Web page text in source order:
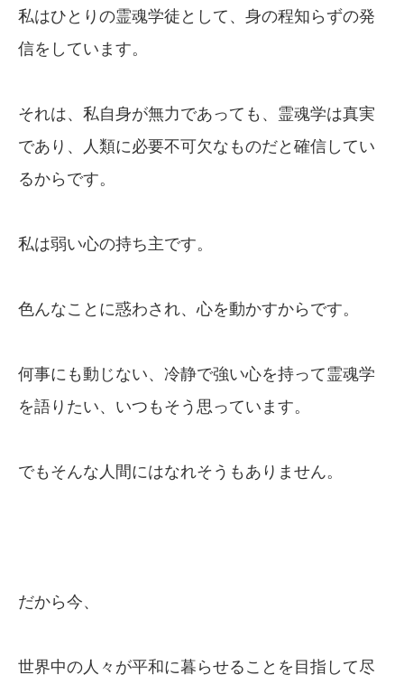
私はひとりの霊魂学徒として、身の程知らずの発
信をしています。
それは、私自身が無力であっても、霊魂学は真実
であり、人類に必要不可欠なものだと確信してい
るからです。
私は弱い心の持ち主です。
色んなことに惑わされ、心を動かすからです。
何事にも動じない、冷静で強い心を持って霊魂学
を語りたい、いつもそう思っています。
でもそんな人間にはなれそうもありません。
だから今、
世界中の人々が平和に暮らせることを目指して尽